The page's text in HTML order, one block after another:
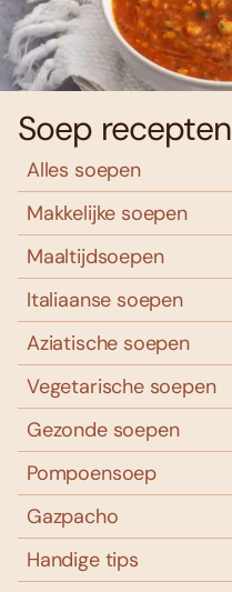
Soep recepten
Alles soepen
Makkelijke soepen
Maaltijdsoepen
Italiaanse soepen
Aziatische soepen
Vegetarische soepen
Gezonde soepen
Pompoensoep
Gazpacho
Handige tips